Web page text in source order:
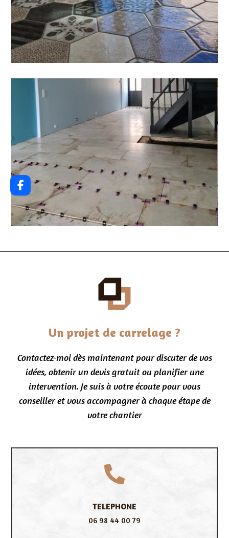
Un projet de carrelage ?
Contactez-moi dès maintenant pour discuter de vos
idées, obtenir un devis gratuit ou planifier une
intervention. Je suis à votre écoute pour vous
conseiller et vous accompagner à chaque étape de
votre chantier

TELEPHONE
06 98 44 00 79